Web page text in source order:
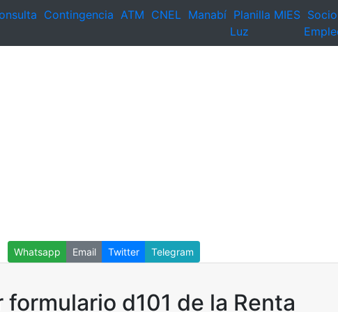
Contingencia ATM CNEL Manabí Planilla
Luz
MIES Socio
Whatsapp Email Twitter Telegram
d101 de la Renta